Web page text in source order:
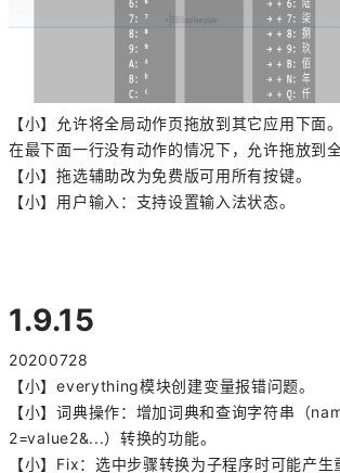
【小】允许将全局动作页拖放到其它应用下面
在最下面一行没有动作的情况下，允许拖放到全
【小】拖选辅助改为免费版可用所有按键。
【小】用户输入：支持设置输入法状态。
1.9.15
20200728
【小】everything模块创建变量报错问题。
【小】词典操作：增加词典和查询字符串（
2=value2&...）转换的功能。
【小】Fix：选中步骤转换为子程序时可能产生